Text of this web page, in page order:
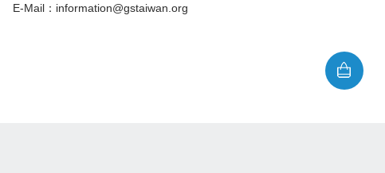
E-Mail： information@gstaiwan.org